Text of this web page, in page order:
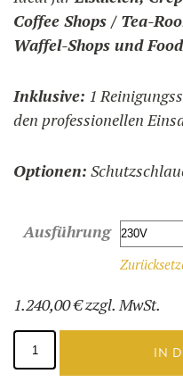
Coffee Shops / Tea-
Waffel-Shops und
Inklusive: 1
den professionellen
Optionen:
Ausführung
1.240,00€zzgl. MwSt.
Brüsseler
Waffeleisen
-
IN